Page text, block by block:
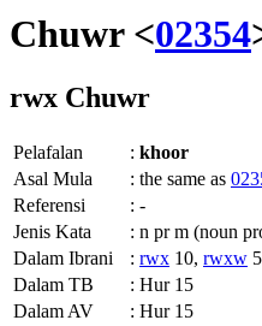
Chuwr <02354
rwx Chuwr
Pelafalan : khoor
Asal Mula
: the same as
Referensi
: -
Jenis Kata
: n pr m (noun
Dalam Ibrani
: rwx 10, rwxw 5
Dalam TB
: Hur 15
Dalam AV
: Hur 15